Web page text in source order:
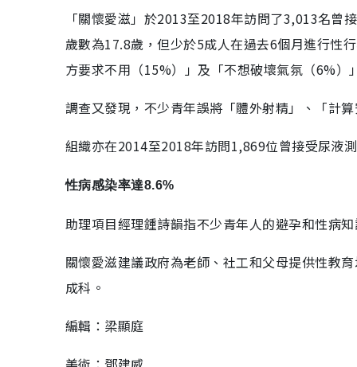
「關懷愛滋」於2013至2018年訪問了3,013名曾
歲數為17.8歲，但少於5成人在過去6個月進行性
方要求不用（15%）」及「不想破壞氣氛（6%）
調查又發現，不少青年誤將「體外射精」、「計
組織亦在2014至2018年訪問1,869位曾接受尿液
性病感染率達8.6%
助理項目經理鍾詩韻指不少青年人的避孕和性病
關懷愛滋建議政府為老師、社工和父母提供性教
成科。
編輯：梁顯庭